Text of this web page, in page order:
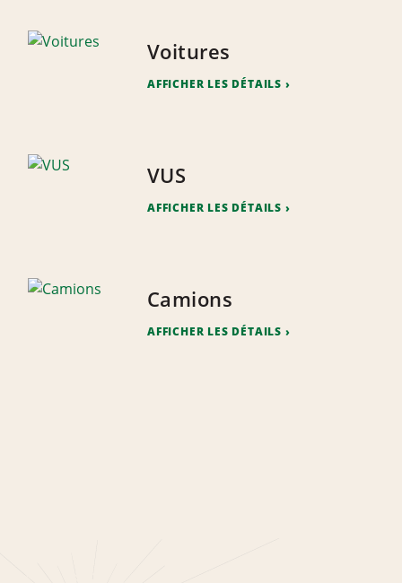
Voitures
AFFICHER LES DÉTAILS
VUS
AFFICHER LES DÉTAILS
Camions
AFFICHER LES DÉTAILS